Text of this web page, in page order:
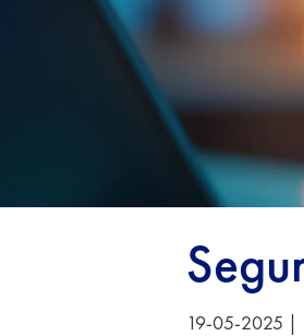
19-05-2025 |